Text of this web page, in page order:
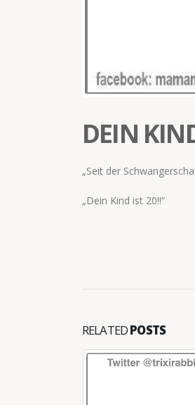
DEIN
„Seit der
„Dein Kind ist 20!!“
RELATEDPOSTS